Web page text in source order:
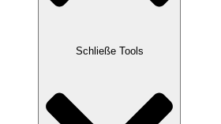
Schließe Tools